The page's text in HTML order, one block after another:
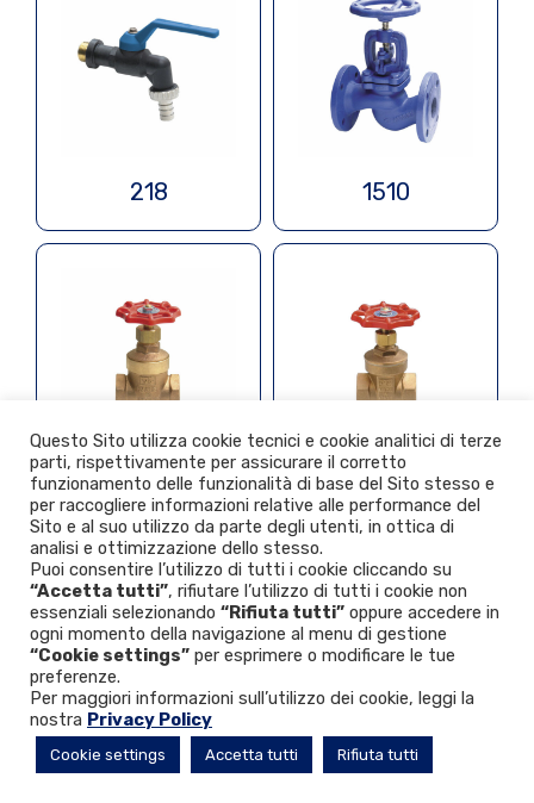
218 1510
110 100/100LK
CATEGORIES
EZCONNECT
BALANCING
SHUT-OFF
GATE, GLOBE AND CHECK
Questo Sito utilizza cookie tecnici e cookie analitici di terze
parti, rispettivamente per assicurare il corretto
funzionamento delle funzionalità di base del Sito stesso e
per raccogliere informazioni relative alle performance del
Sito e al suo utilizzo da parte degli utenti, in ottica di
analisi e ottimizzazione dello stesso.
Puoi consentire l’utilizzo di tutti i cookie cliccando su
“Accetta tutti”, rifiutare l’utilizzo di tutti i cookie non
essenziali selezionando “Rifiuta tutti” oppure accedere in
ogni momento della navigazione al menu di gestione
“Cookie settings” per esprimere o modificare le tue
preferenze.
Per maggiori informazioni sull’utilizzo dei cookie, leggi la
nostra Privacy Policy
Cookie settings Accetta tutti Rifiuta tutti